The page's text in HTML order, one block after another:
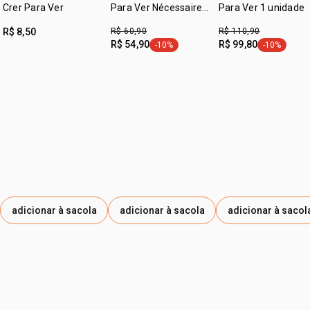
capacidade:
300 ml.
Crer Para Ver
R$ 8,50
adicionar à sacola
Para Ver Nécessaire
R$ 60,90
R$ 54,90 etiqueta -10%
-10%
adicionar à sacola
Para Ver 1 unidade
R$ 110,90
R$ 99,80 etiqueta -
-10%
adicionar à